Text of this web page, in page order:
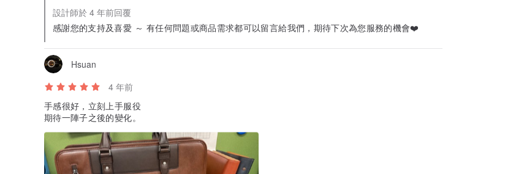
設計師於 4 年前回覆
感謝您的支持及喜愛 ～ 有任何問題或商品需求都可以留言給我們，期待下次為您服務的機會❤️
Hsuan
4 年前
手感很好，立刻上手服役
期待一陣子之後的變化。